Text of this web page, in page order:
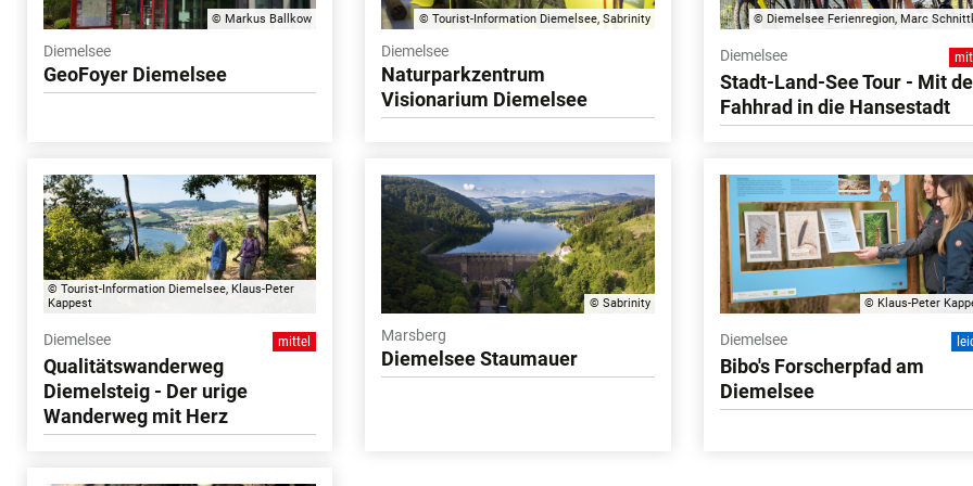
© Markus Ballkow
Diemelsee
GeoFoyer Diemelsee
© Tourist-Information Diemelsee, Sabrinity
Diemelsee
Naturparkzentrum
Visionarium Diemelsee
© Diemelsee Ferienregion, Marc
Diemelsee
Stadt-Land-See Tour - Mit
Fahhrad in die Hansestadt
© Tourist-Information Diemelsee, Klaus-Peter
Kappest
Diemelsee mittel
Qualitätswanderweg
Diemelsteig - Der urige
Wanderweg mit Herz
© Sabrinity
Marsberg
Diemelsee Staumauer
© Klaus-Peter
Diemelsee
Bibo's Forscherpfad am
Diemelsee